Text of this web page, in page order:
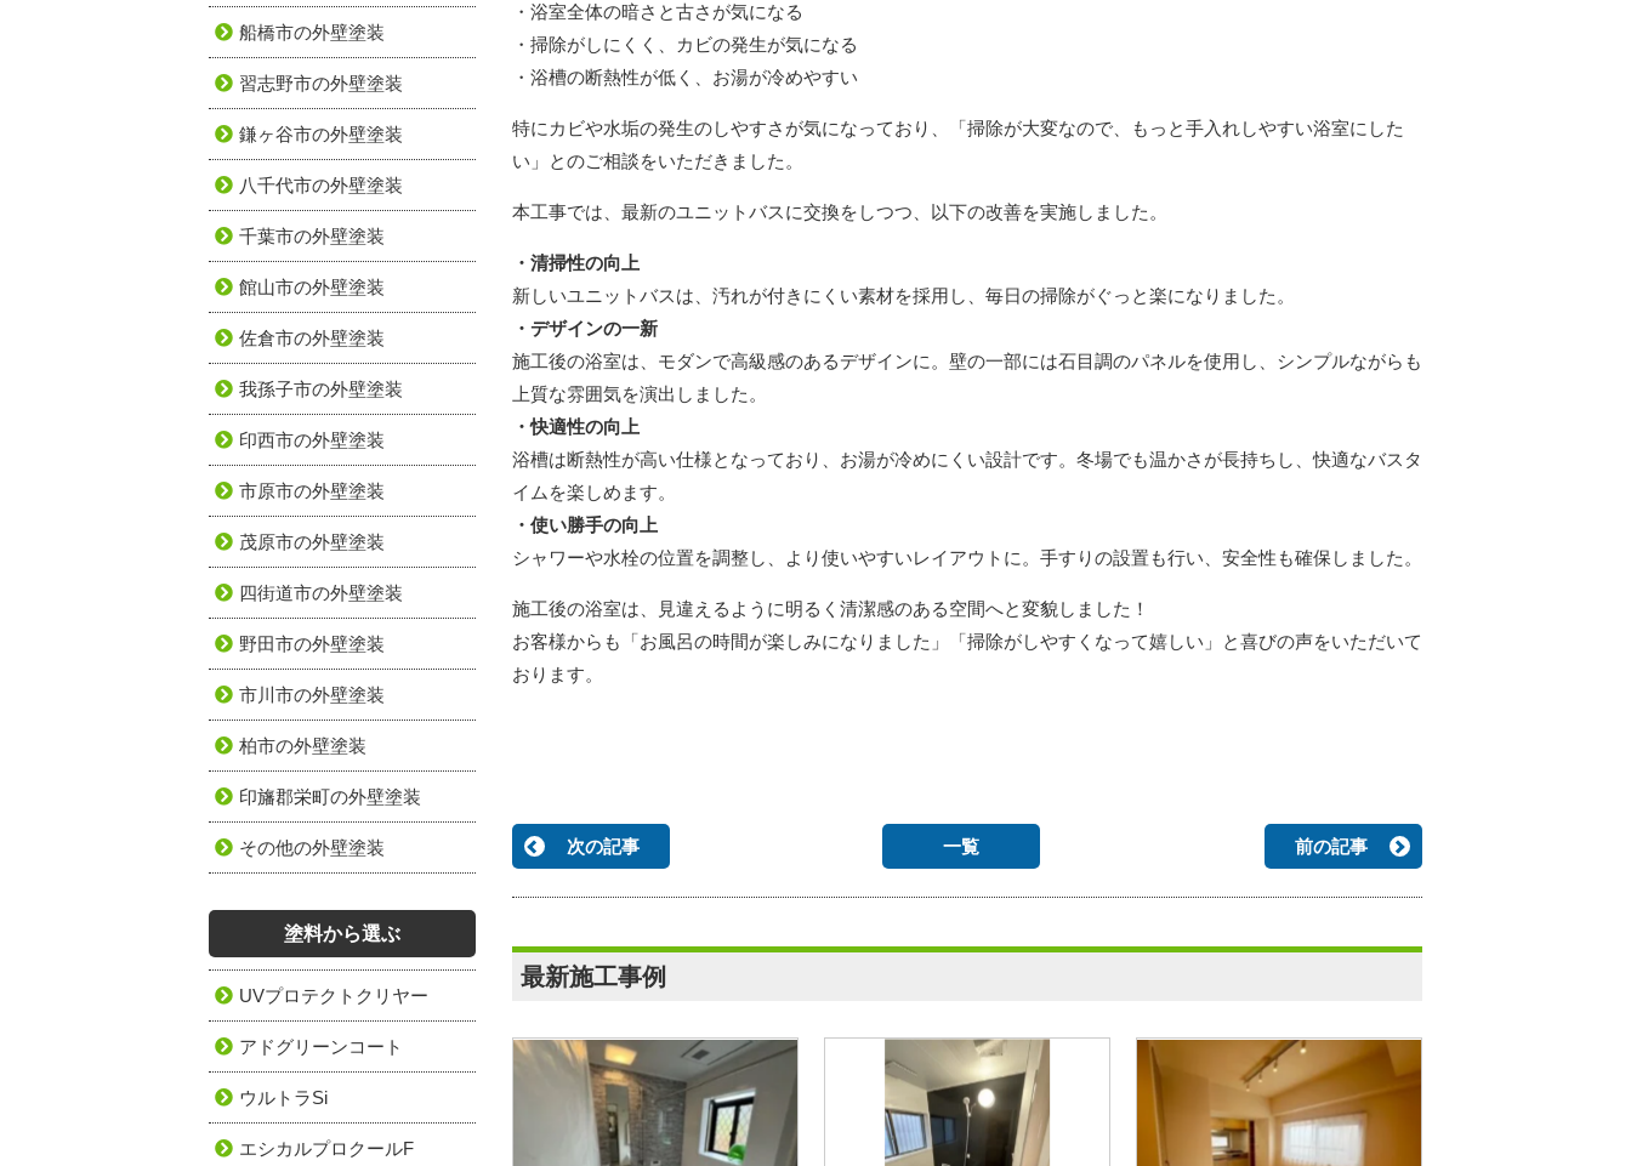
・浴室全体の暗さと古さが気になる
・掃除がしにくく、カビの発生が気になる
・浴槽の断熱性が低く、お湯が冷めやすい
特にカビや水垢の発生のしやすさが気になっており、「掃除が大変なので、もっと手入れしやすい浴室にした
い」とのご相談をいただきました。
本工事では、 最新のユニットバスに交換をしつつ、以下の改善を実施しました。
・清掃性の向上
新しいユニットバスは、汚れが付きにくい素材を採用し、毎日の掃除がぐっと楽になりました。
・デザインの一新
施工後の浴室は、モダンで高級感のあるデザインに。壁の一部には石目調のパネルを使用し、シンプルながらも
上質な雰囲気を演出しました。
・快適性の向上
浴槽は断熱性が高い仕様となっており、お湯が冷めにくい設計です。冬場でも温かさが長持ちし、快適なバスタ
イムを楽しめます。
・使い勝手の向上
シャワーや水栓の位置を調整し、より使いやすいレイアウトに。手すりの設置も行い、安全性も確保しました。
施工後の浴室は、見違えるように明るく清潔感のある空間へと変貌しました！
お客様からも「お風呂の時間が楽しみになりました」「掃除がしやすくなって嬉しい」と喜びの声をいただいて
おります。
次の記事 一覧 前の記事
最新施工事例
船橋市の外壁塗装
習志野市の外壁塗装
鎌ヶ谷市の外壁塗装
八千代市の外壁塗装
千葉市の外壁塗装
館山市の外壁塗装
佐倉市の外壁塗装
我孫子市の外壁塗装
印西市の外壁塗装
市原市の外壁塗装
茂原市の外壁塗装
四街道市の外壁塗装
野田市の外壁塗装
市川市の外壁塗装
柏市の外壁塗装
印旛郡栄町の外壁塗装
その他の外壁塗装
塗料から選ぶ
UVプロテクトクリヤー
アドグリーンコート
ウルトラSi
エシカルプロクールF